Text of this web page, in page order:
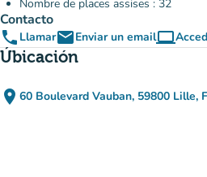
Nombre de places assises : 32
Contacto
phone LlamaremailEnviar un emailcomputer
Úbicación
place 60 Boulevard Vauban, 59800 Lille,
(abrir en Google
(nueva pestaña)